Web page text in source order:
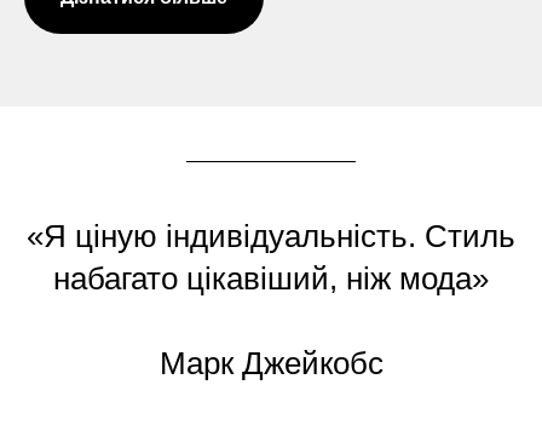
«Я ціную індивідуальність. Стиль
набагато цікавіший, ніж мода»
Марк Джейкобс